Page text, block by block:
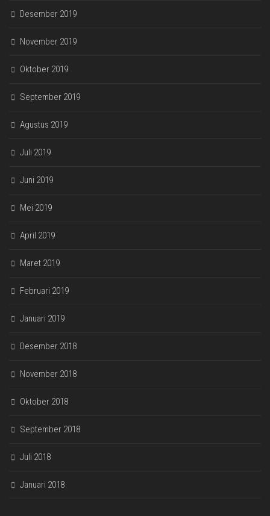
Desember 2019
November 2019
Oktober 2019
September 2019
Agustus 2019
Juli 2019
Juni 2019
Mei 2019
April 2019
Maret 2019
Februari 2019
Januari 2019
Desember 2018
November 2018
Oktober 2018
September 2018
Juli 2018
Januari 2018